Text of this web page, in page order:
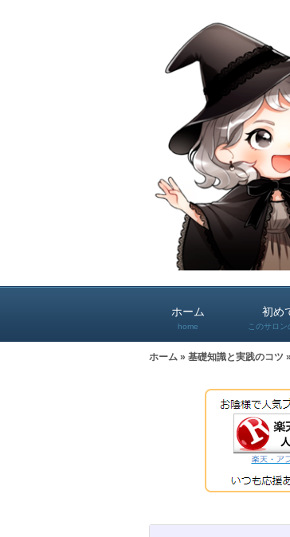
ホーム
home
初め
このサロ
ホーム » 基礎知識と実践のコツ »